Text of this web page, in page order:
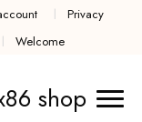
Privacy
Welcome
shop